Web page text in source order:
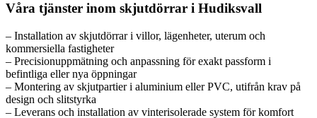
Våra tjänster inom skjutdörrar i Hudiksvall
– Installation av skjutdörrar i villor, lägenheter, uterum och
kommersiella fastigheter
– Precisionuppmätning och anpassning för exakt passform i
befintliga eller nya öppningar
– Montering av skjutpartier i aluminium eller PVC, utifrån krav på
design och slitstyrka
– Leverans och installation av vinterisolerade system för komfort